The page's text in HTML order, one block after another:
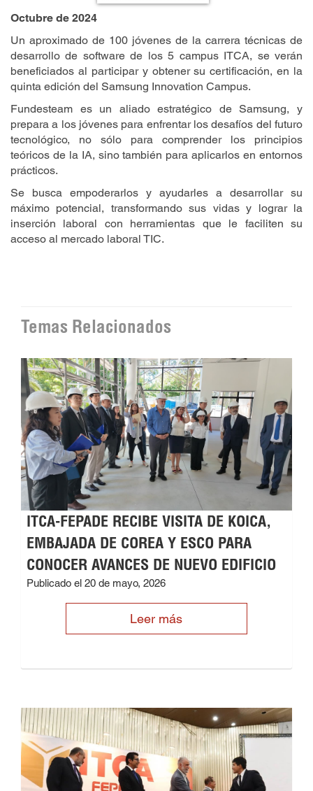
Octubre de 2024
Un aproximado de 100 jóvenes de la carrera técnicas de
desarrollo de software de los 5 campus ITCA, se verán
beneficiados al participar y obtener su certificación, en la
quinta edición del Samsung Innovation Campus.
Fundesteam es un aliado estratégico de Samsung, y
prepara a los jóvenes para enfrentar los desafíos del futuro
tecnológico, no sólo para comprender los principios
teóricos de la IA, sino también para aplicarlos en entornos
prácticos.
Se busca empoderarlos y ayudarles a desarrollar su
máximo potencial, transformando sus vidas y lograr la
inserción laboral con herramientas que le faciliten su
acceso al mercado laboral TIC.
Temas Relacionados
ITCA-FEPADE RECIBE VISITA DE KOICA,
EMBAJADA DE COREA Y ESCO PARA
CONOCER AVANCES DE NUEVO EDIFICIO
Publicado el 20 de mayo, 2026
Leer más